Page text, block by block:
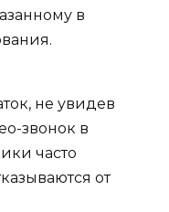
в
не увидев
звонок в
часто
от